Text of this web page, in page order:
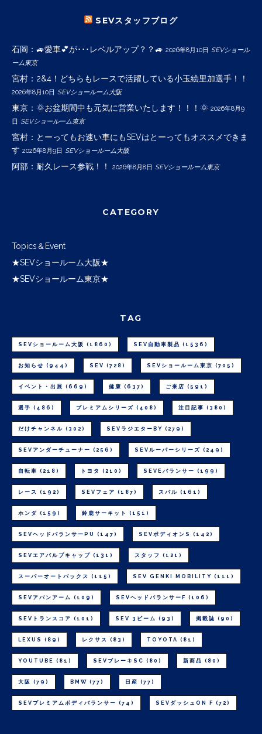
SEVスタッフブログ
石岡：🚙愛車💕が･･･レベルアップ？？🚙 2026年8月10日 SEVショール
ーム東京
宮村：2&4！どちらもレースで活躍している小玉絵里加選手！！
2026年8月10日 SEVショールーム大阪
東京：🌞お盆期間中も元気に営業いたします！！！🌞 2026年8月9
日 SEVショールーム東京
宮村：とーってもお速い車にもSEVはとーってもオススメできま
す 2026年8月9日 SEVショールーム大阪
阿部：耐久レース参戦！！ 2026年8月8日 SEVショールーム東京
CATEGORY
Topics＆Event
★SEVショールーム大阪★
★SEVショールーム東京★
TAG
SEVショールーム大阪 (1860) SEV自動車製品 (1536)
お知らせ (944) SEV (728) SEVショールーム東京 (705)
イベント・出展 (669) 健康 (637) ご来店 (591)
選手 (486) プレミアムシリーズ (408) 注目記事 (380)
だけチャンネル (302) SEVラジエターBY (279)
SEVアンダーチューナー (256) SEVルーパーシリーズ (249)
自転車 (218) トヨタ (210) SEVEバランサー (199)
レース (192) SEVフェア (187) スバル (161)
ホンダ (159) 鈴鹿サーキット (151)
SEVヘッドバランサーPU (147) SEVボディオンS (142)
SEVエアバルブキャップ (131) スタッフ (121)
スーパーオートバックス (115) SEV GENKI MOBILITY (111)
SEVアバンアーム (109) SEVヘッドバランサーF (106)
SEVトランスコア (101) SEV 3ビーム (93) 掲載誌 (90)
LEXUS (89) レクサス (83) TOYOTA (81)
YOUTUBE (81) SEVブレーキSC (80) 新商品 (80)
大阪 (79) BMW (77) 日産 (77)
SEVプレミアムボディバランサー (74) SEVダッシュON F (72)